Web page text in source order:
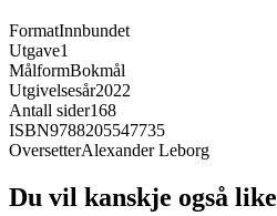
FormatInnbundet
Utgave1
MålformBokmål
Utgivelsesår2022
Antall sider168
ISBN9788205547735
OversetterAlexander Leborg
Du vil kanskje også like